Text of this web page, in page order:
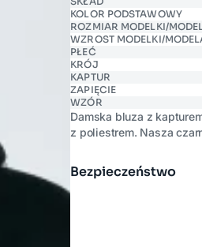
KOLOR PODSTAWOWY
ROZMIAR MODELKI/
WZROST MODELKI/
PŁEĆ
KRÓJ
KAPTUR
ZAPIĘCIE
WZÓR
Damska bluza z
z poliestrem. Nasza
Bezpieczeństwo